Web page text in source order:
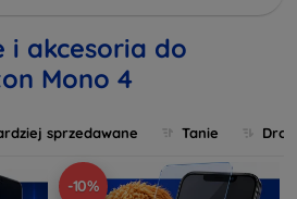
i akcesoria do
Mono 4
sprzedawane Tanie
-10%